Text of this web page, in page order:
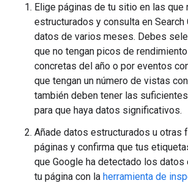
Elige páginas de tu sitio en las que
estructurados y consulta en Search
datos de varios meses. Debes
que no tengan picos de
concretas del año o por eventos
que tengan un número de vistas
también deben tener las
para que haya datos significativos.
Añade datos estructurados u otras
páginas y confirma que tus
que Google ha detectado los
tu página con la herramienta de